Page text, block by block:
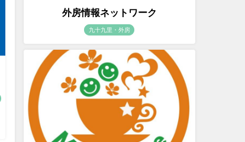
外房情報ネットワーク
九十九里・外房